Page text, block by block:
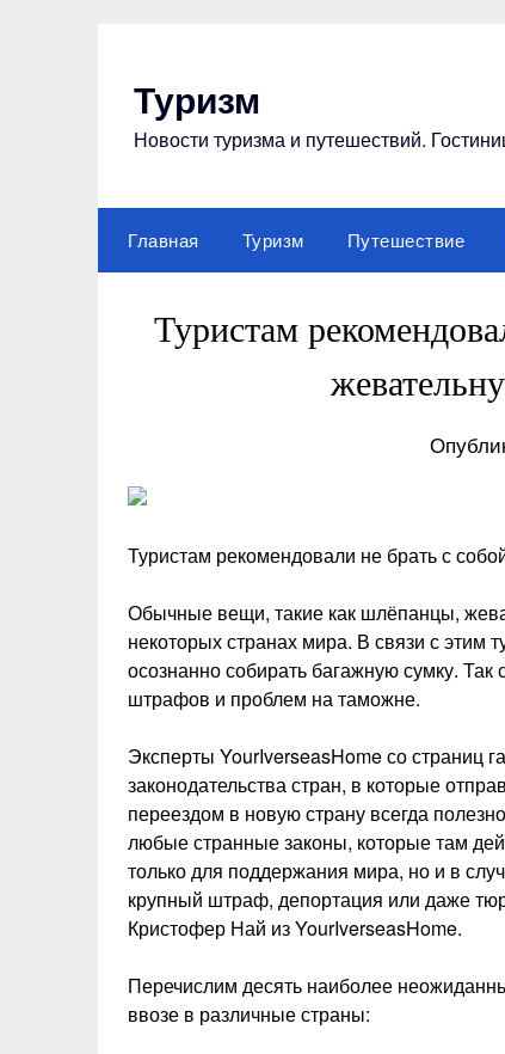
Туризм
Новости туризма и путешествий.
Главная Туризм Путешествие
Туристам
Туристам рекомендовали не брать с
Обычные вещи, такие как шлёпанцы,
некоторых странах мира. В связи с этим
осознанно собирать багажную сумку.
штрафов и проблем на таможне.
Эксперты YourIverseasHome со страниц
законодательства стран, в которые
переездом в новую страну всегда
любые странные законы, которые там
только для поддержания мира, но и в
крупный штраф, депортация или даже
Кристофер Най из YourIverseasHome.
Перечислим десять наиболее
ввозе в различные страны: